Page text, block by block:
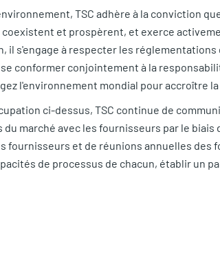
TSC adhère à la conviction
et prospèrent, et exerce
il s'engage à respecter les
conformer conjointement à la
l'environnement mondial pour accroître
ci-dessus, TSC continue de
marché avec les fournisseurs par le
fournisseurs et de réunions annuelles des
de processus de chacun, établir un